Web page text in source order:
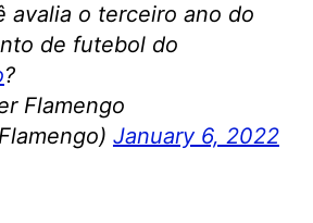
avalia o terceiro ano do
de futebol do
?
Flamengo
January 6, 2022